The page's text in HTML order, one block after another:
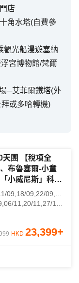
店
角水塔(自費參
觀光船漫遊塞納
宮博物館/梵爾
─艾菲爾鐵塔(外
或多哈轉機)
天團 【稅項全
布魯塞爾-小童
小威尼斯」科爾
09,25/09,13/10,30/10,24/12
12,08/01,22/01,29/01,24/02,05/03,12/03
HKD 23,399+